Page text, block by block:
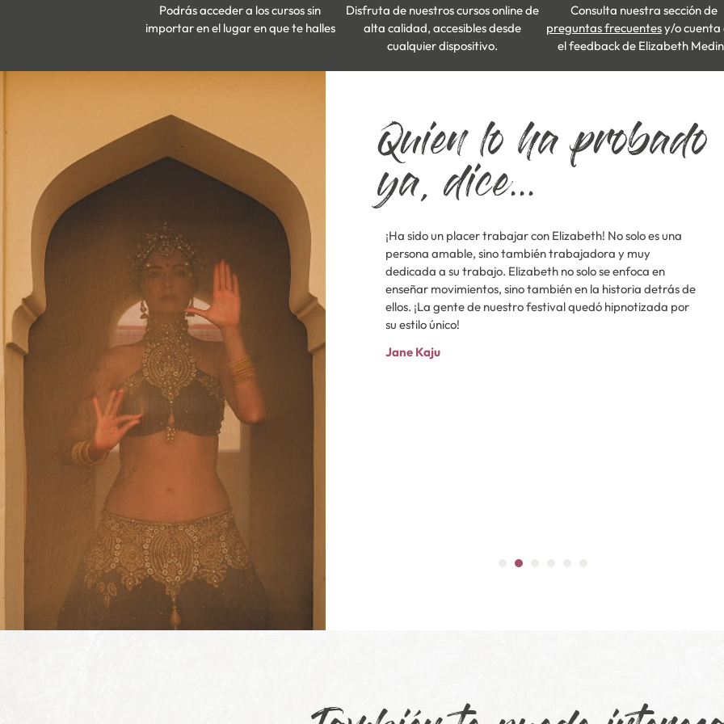
Podrás acceder a los cursos sin
importar en el lugar en que te halles
Disfruta de nuestros cursos online de
alta calidad, accesibles desde
cualquier dispositivo.
Consulta nuestra sección de
preguntas frecuentesy/o cuenta
el feedback de Elizabeth
Quien lo ha probado
ya, dice...
su
con
son
Trabajar con Elizabeth Medina siempre es un placer. Es
una artista que destaca por su cercanía, su
profesionalidad y su buen gusto. Facilita muchísimo el
trabajo de organizar cursos con ella, siempre con una
sonrisa y abierta a colaborar. Como profesora consigue
que lo difícil parezca sencillo gracias a sus estudios en
pedagogía de la danza y al buen ambiente que crea en el
aula. Y como bailarina llena el escenario con su magia y
elegancia. Es una persona inteligente, bondadosa y muy
abierta; y para mí una gran amiga.
Elena Carmona
¡Ha sido un placer trabajar con Elizabeth! No solo es una
persona amable, sino también trabajadora y muy
dedicada a su trabajo. Elizabeth no solo se enfoca en
enseñar movimientos, sino también en la historia detrás de
ellos. ¡La gente de nuestro festival quedó hipnotizada por
su estilo único!
Jane Kaju